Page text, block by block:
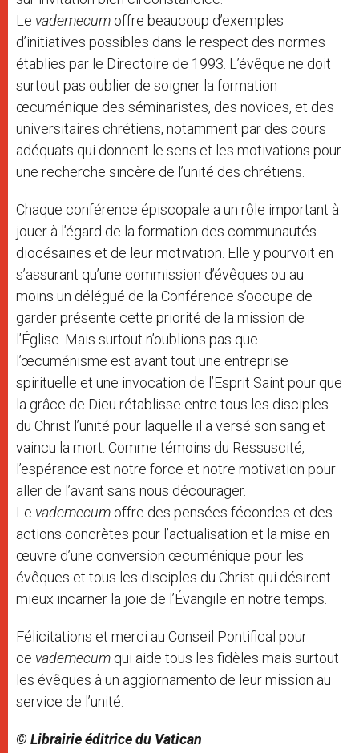
Le vademecum offre beaucoup d’exemples
d’initiatives possibles dans le respect des normes
établies par le Directoire de 1993. L’évêque ne doit
surtout pas oublier de soigner la formation
œcuménique des séminaristes, des novices, et des
universitaires chrétiens, notamment par des cours
adéquats qui donnent le sens et les motivations pour
une recherche sincère de l’unité des chrétiens.
Chaque conférence épiscopale a un rôle important à
jouer à l’égard de la formation des communautés
diocésaines et de leur motivation. Elle y pourvoit en
s’assurant qu’une commission d’évêques ou au
moins un délégué de la Conférence s’occupe de
garder présente cette priorité de la mission de
l’Église. Mais surtout n’oublions pas que
l’œcuménisme est avant tout une entreprise
spirituelle et une invocation de l’Esprit Saint pour que
la grâce de Dieu rétablisse entre tous les disciples
du Christ l’unité pour laquelle il a versé son sang et
vaincu la mort. Comme témoins du Ressuscité,
l’espérance est notre force et notre motivation pour
aller de l’avant sans nous décourager.
Le vademecum offre des pensées fécondes et des
actions concrètes pour l’actualisation et la mise en
œuvre d’une conversion œcuménique pour les
évêques et tous les disciples du Christ qui désirent
mieux incarner la joie de l’Évangile en notre temps.
Félicitations et merci au Conseil Pontifical pour
ce vademecum qui aide tous les fidèles mais surtout
les évêques à un aggiornamento de leur mission au
service de l’unité.
© Librairie éditrice du Vatican